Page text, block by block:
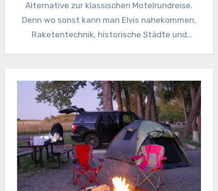
Alternative zur klassischen Motelrundreise.
Denn wo sonst kann man Elvis nahekommen,
Raketentechnik, historische Städte und